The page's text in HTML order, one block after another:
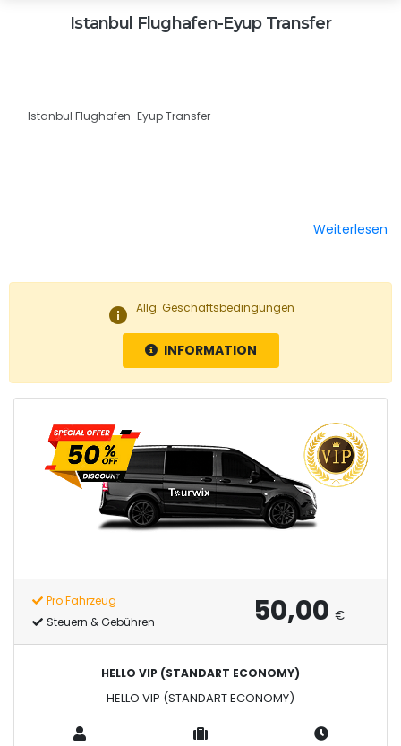
Istanbul Flughafen-Eyup Transfer
Istanbul Flughafen-Eyup Transfer
Weiterlesen
info Allg. Geschäftsbedingungen
INFORMATION
Pro Fahrzeug
Steuern & Gebühren
50,00 €
HELLO VIP (STANDART ECONOMY)
HELLO VIP (STANDART ECONOMY)